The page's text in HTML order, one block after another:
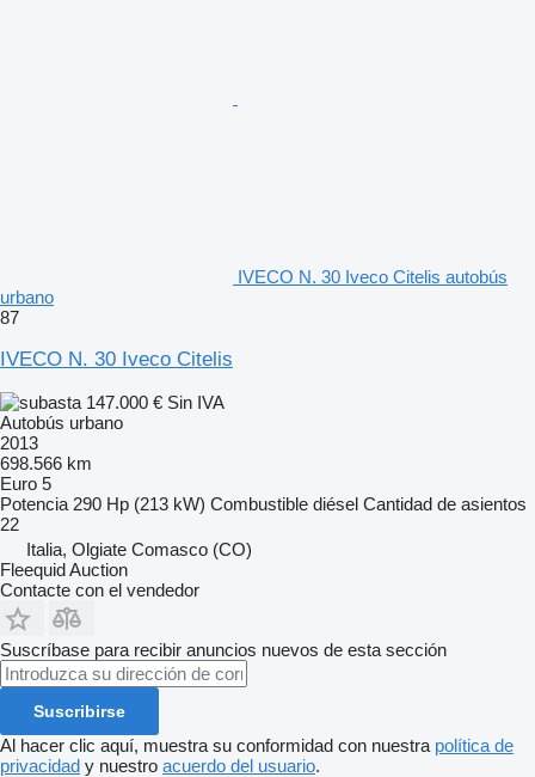
IVECO N. 30 Iveco Citelis autobús
urbano
87
IVECO N. 30 Iveco Citelis
147.000 € Sin IVA
Autobús urbano
2013
698.566 km
Euro 5
Potencia 290 Hp (213 kW) Combustible diésel Cantidad de asientos
22
Italia, Olgiate Comasco (CO)
Fleequid Auction
Contacte con el vendedor
Suscríbase para recibir anuncios nuevos de esta sección
Suscribirse
Al hacer clic aquí, muestra su conformidad con nuestra política de
privacidad y nuestro acuerdo del usuario.